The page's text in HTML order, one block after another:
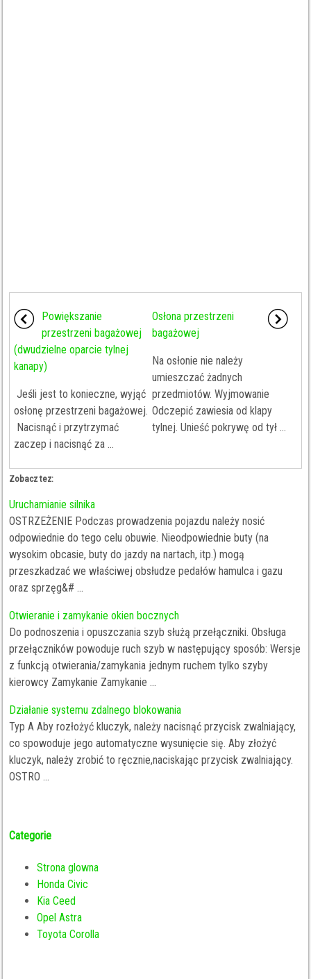
Powiększanie
przestrzeni bagażowej
(dwudzielne oparcie tylnej
kanapy)
Jeśli jest to konieczne, wyjąć
osłonę przestrzeni bagażowej.
Nacisnąć i przytrzymać
zaczep i nacisnąć za ...
Osłona przestrzeni
bagażowej
Na osłonie nie należy
umieszczać żadnych
przedmiotów. Wyjmowanie
Odczepić zawiesia od klapy
tylnej. Unieść pokrywę od tył ...
Zobacz tez:
Uruchamianie silnika
OSTRZEŻENIE Podczas prowadzenia pojazdu należy nosić
odpowiednie do tego celu obuwie. Nieodpowiednie buty (na
wysokim obcasie, buty do jazdy na nartach, itp.) mogą
przeszkadzać we właściwej obsłudze pedałów hamulca i gazu
oraz sprzęg&# ...
Otwieranie i zamykanie okien bocznych
Do podnoszenia i opuszczania szyb służą przełączniki. Obsługa
przełączników powoduje ruch szyb w następujący sposób: Wersje
z funkcją otwierania/zamykania jednym ruchem tylko szyby
kierowcy Zamykanie Zamykanie ...
Działanie systemu zdalnego blokowania
Typ A Aby rozłożyć kluczyk, należy nacisnąć przycisk zwalniający,
co spowoduje jego automatyczne wysunięcie się. Aby złożyć
kluczyk, należy zrobić to ręcznie,naciskając przycisk zwalniający.
OSTRO ...
Categorie
Strona glowna
Honda Civic
Kia Ceed
Opel Astra
Toyota Corolla